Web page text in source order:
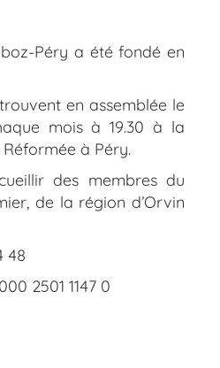
Péry a été fondé en
en assemblée le
mois à 19.30 à la
à Péry.
des membres du
de la région d’Orvin
48
2501 1147 0